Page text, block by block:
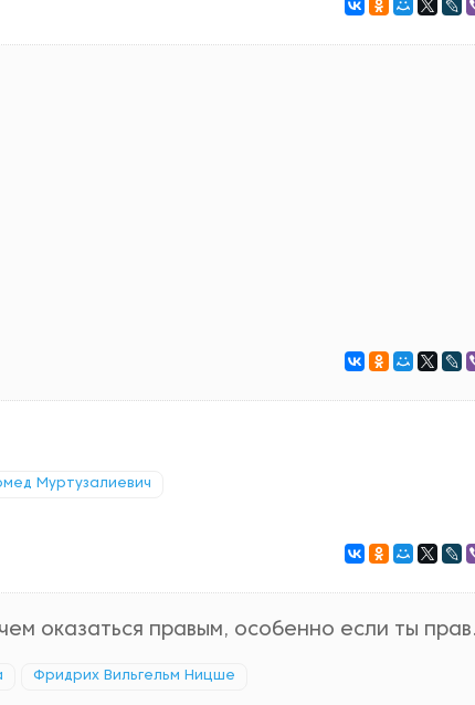
Муртузалиевич
оказаться правым, особенно если ты прав.
Фридрих Вильгельм Ницше